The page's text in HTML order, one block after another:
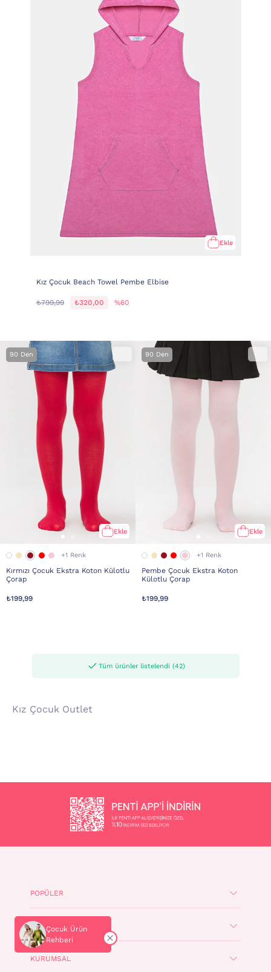
Çocuk Ürün
Rehberi
Ekle
Kız Çocuk Beach Towel Pembe Elbise
₺799,99 ₺320,00 %60
90 Den
Ekle
+1 Renk
Kırmızı Çocuk Ekstra Koton Külotlu
Çorap
₺199,99
90 Den
Ekle
+1 Renk
Pembe Çocuk Ekstra Koton
Külotlu Çorap
₺199,99
Tüm ürünler listelendi (42)
Kız Çocuk Outlet
POPÜLER
ÖNE ÇIKANLAR
KURUMSAL